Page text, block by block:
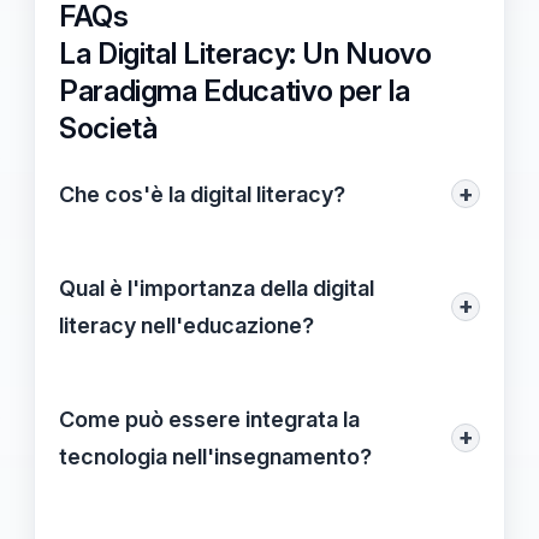
FAQs
La Digital Literacy: Un Nuovo
Paradigma Educativo per la
Società
Che cos'è la digital literacy? +
di utilizzare le tecnologie digitali in modo
efficace e critico, comprendendo non solo
consapevolezza dei propri diritti e
responsabilità online.
Qual è l'importanza della digital
literacy nell'educazione?
+
nell'educazione poiché prepara gli studenti
a vivere in una società sempre più
Come può essere integrata la
tecnologia nell'insegnamento?
+